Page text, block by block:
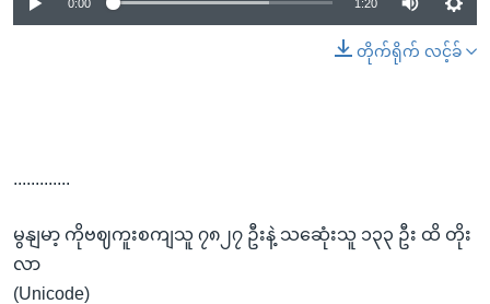
0:00 1:20
တိုက်ရိုက် လင့်ခ်
.............
မွနျမာ့ ကိုဗဈကူးစကျသူ ၇၈၂၇ ဦးနဲ့ သဆေုံးသူ ၁၃၃ ဦး ထိ တိုး
လာ
(Unicode)